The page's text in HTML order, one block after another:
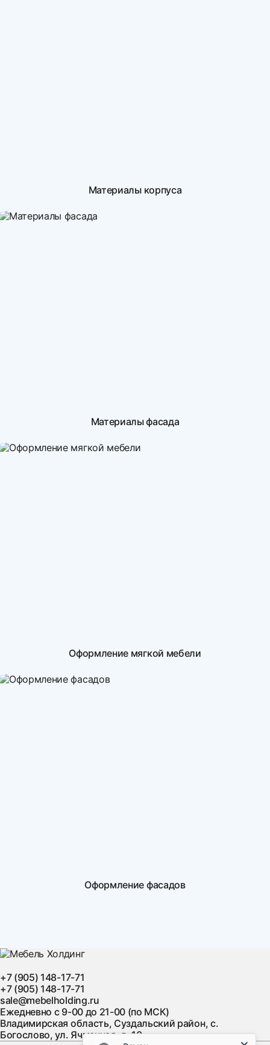
Материалы корпуса
Материалы фасада
Оформление мягкой мебели
Оформление фасадов
+7 (905) 148-17-71
+7 (905) 148-17-71
sale@mebelholding.ru
Ежедневно с 9-00 до 21-00 (по МСК)
Владимирская область, Суздальский район, с.
Богослово, ул. Ячменная, д. 10